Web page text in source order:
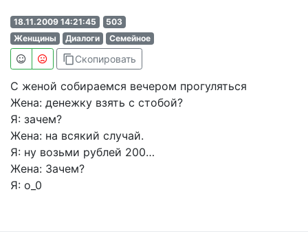
18.11.2009 14:21:45
503
Женщины
Диалоги Семейное
content_copyСкопировать
С женой собираемся вечером прогуляться
Жена: денежку взять с стобой?
Я: зачем?
Жена: на всякий случай.
Я: ну возьми рублей 200…
Жена: Зачем?
Я: о_0